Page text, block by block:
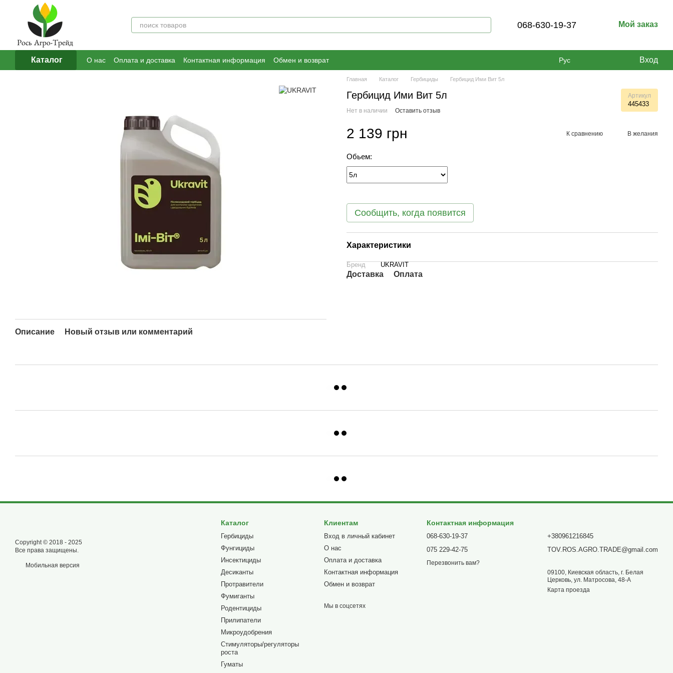
Перейти к основному контенту
068-630-19-37 Мой заказ
Каталог О нас Оплата и доставка Контактная информация Обмен и возврат Рус Вход
Описание Новый отзыв или комментарий
Главная Каталог Гербициды Гербицид Ими Вит 5л
Гербицид Ими Вит 5л Артикул
445433
Нет в наличии Оставить отзыв
2 139 грн К сравнению В желания
Обьем:
Сообщить, когда появится
Характеристики
Бренд UKRAVIT
Доставка Оплата
Copyright © 2018 - 2025
Все права защищены.
Мобильная версия
Каталог
Гербициды
Фунгициды
Инсектициды
Десиканты
Протравители
Фумиганты
Родентициды
Прилипатели
Микроудобрения
Стимуляторы/регуляторы
роста
Гуматы
Клиентам
Вход в личный кабинет
О нас
Оплата и доставка
Контактная информация
Обмен и возврат
Мы в соцсетях
Контактная информация
068-630-19-37
075 229-42-75
Перезвонить вам?
+380961216845
TOV.ROS.AGRO.TRADE@gmail.com
09100, Киевская область, г. Белая
Церковь, ул. Матросова, 48-А
Карта проезда